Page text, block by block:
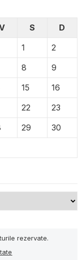
S
D
1
2
8
9
15
16
22
23
29
30
rezervate.